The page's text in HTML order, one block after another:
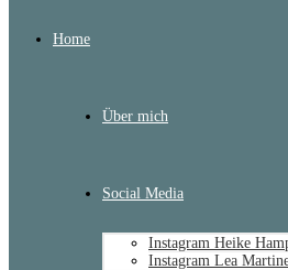
Home
Über mich
Social Media
Instagram Heike
Instagram Lea